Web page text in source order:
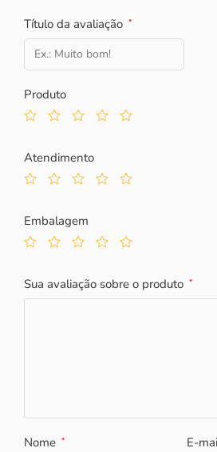
Título da avaliação *
Produto
Atendimento
Embalagem
Sua avaliação sobre o produto *
Nome * E-